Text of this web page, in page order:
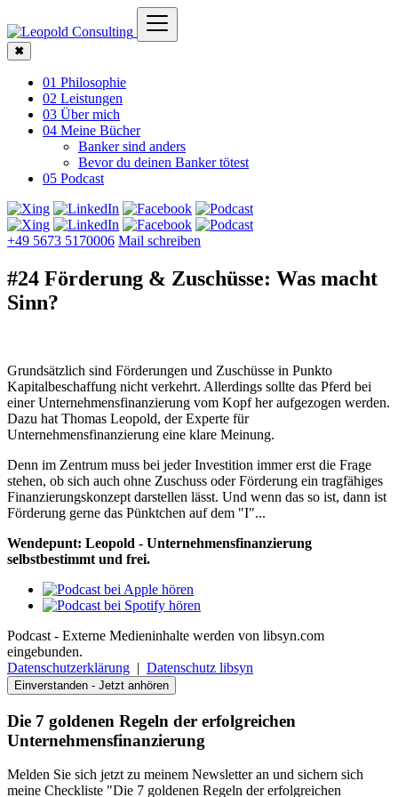
✖
01 Philosophie
02 Leistungen
03 Über mich
04 Meine Bücher
Banker sind anders
Bevor du deinen Banker tötest
05 Podcast
+49 5673 5170006 Mail schreiben
#24 Förderung & Zuschüsse: Was macht
Sinn?
Grundsätzlich sind Förderungen und Zuschüsse in Punkto
Kapitalbeschaffung nicht verkehrt. Allerdings sollte das Pferd bei
einer Unternehmensfinanzierung vom Kopf her aufgezogen werden.
Dazu hat Thomas Leopold, der Experte für
Unternehmensfinanzierung eine klare Meinung.
Denn im Zentrum muss bei jeder Investition immer erst die Frage
stehen, ob sich auch ohne Zuschuss oder Förderung ein tragfähiges
Finanzierungskonzept darstellen lässt. Und wenn das so ist, dann ist
Förderung gerne das Pünktchen auf dem "I"...
Wendepunt: Leopold - Unternehmensfinanzierung
selbstbestimmt und frei.
Podcast - Externe Medieninhalte werden von libsyn.com
eingebunden.
Datenschutzerklärung | Datenschutz libsyn
Einverstanden - Jetzt anhören
Die 7 goldenen Regeln der erfolgreichen
Unternehmensfinanzierung
Melden Sie sich jetzt zu meinem Newsletter an und sichern sich
meine Checkliste "Die 7 goldenen Regeln der erfolgreichen